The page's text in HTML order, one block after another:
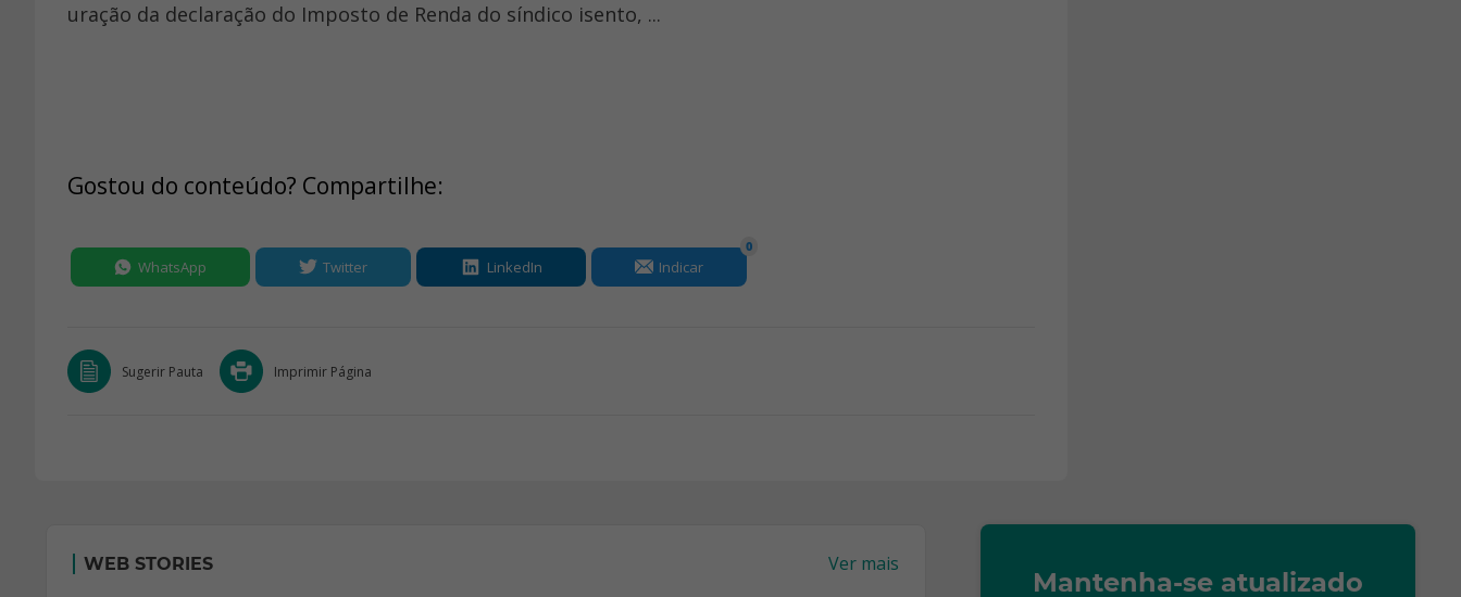
uração da declaração do Imposto de Renda do síndico isento, ...
Gostou do conteúdo? Compartilhe:
WhatsApp Twitter LinkedIn Indicar
0
Sugerir Pauta Imprimir Página
WEB STORIES Ver mais
Mantenha-se atualizado